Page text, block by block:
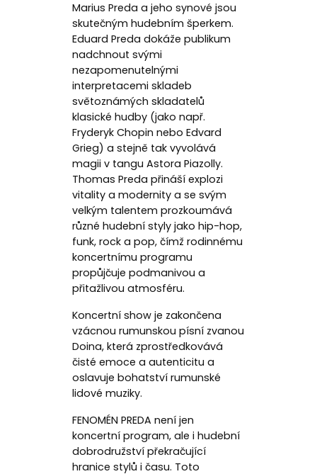
Marius Preda a jeho synové jsou
skutečným hudebním šperkem.
Eduard Preda dokáže publikum
nadchnout svými
nezapomenutelnými
interpretacemi skladeb
světoznámých skladatelů
klasické hudby (jako např.
Fryderyk Chopin nebo Edvard
Grieg) a stejně tak vyvolává
magii v tangu Astora Piazolly.
Thomas Preda přináší explozi
vitality a modernity a se svým
velkým talentem prozkoumává
různé hudební styly jako hip-hop,
funk, rock a pop, čímž rodinnému
koncertnímu programu
propůjčuje podmanivou a
přitažlivou atmosféru.
Koncertní show je zakončena
vzácnou rumunskou písní zvanou
Doina, která zprostředkovává
čisté emoce a autenticitu a
oslavuje bohatství rumunské
lidové muziky.
FENOMÉN PREDA není jen
koncertní program, ale i hudební
dobrodružství překračující
hranice stylů i času. Toto